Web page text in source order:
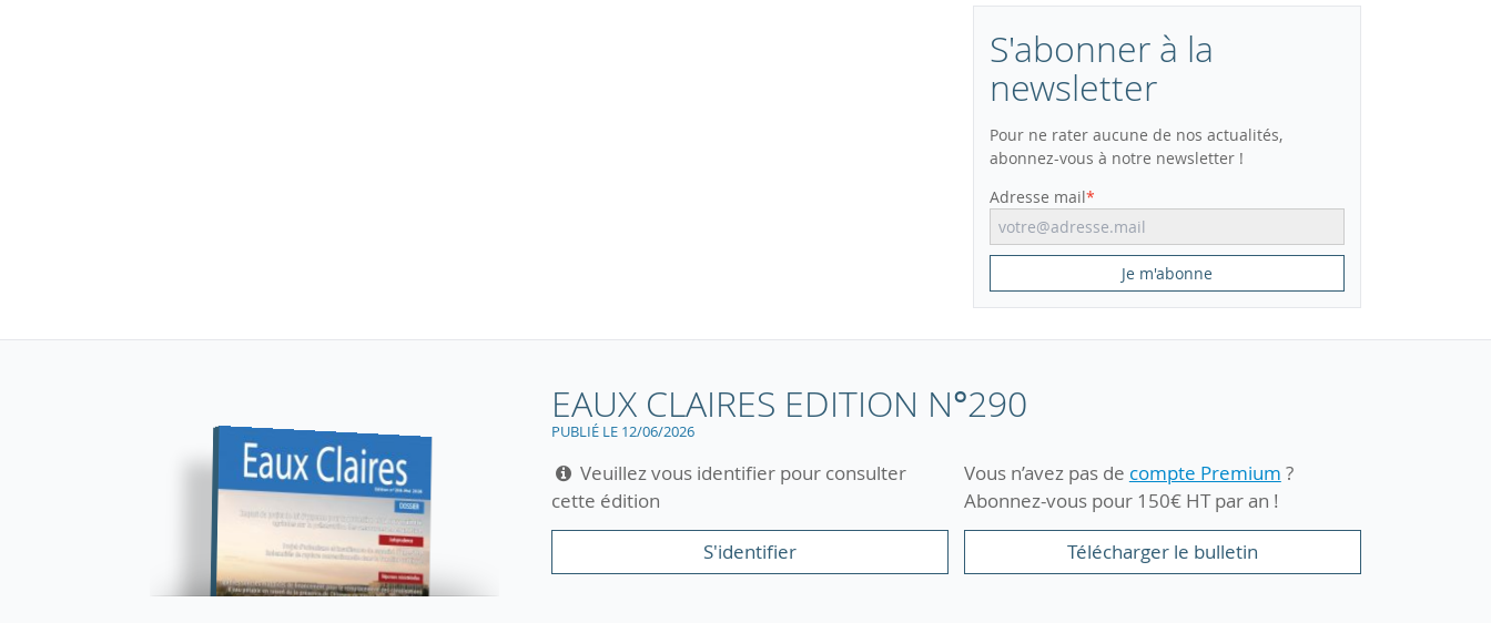
S'abonner à la
newsletter
Pour ne rater aucune de nos actualités,
abonnez-vous à notre newsletter !
Adresse mail
Je m'abonne
EAUX CLAIRES EDITION N°290
PUBLIÉ LE 12/06/2026
Veuillez vous identifier pour consulter
cette édition
S'identifier
Vous n’avez pas de compte Premium ?
Abonnez-vous pour 150€ HT par an !
Télécharger le bulletin